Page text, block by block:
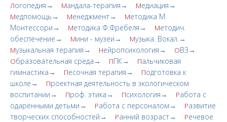
Логопедия→ Мандала-терапия→ Медиация→
Медпомощь→ Менеджмент→ Методика М.
Монтессори→
Методика Ф.Фрёбеля→ Методич.
обеспечение→
Мини - музеи→ Музыка. Вокал.→
Музыкальная терапия→ Нейропсихология→ ОВЗ→
Образовательная среда→ ППК→ Пальчиковая
гимнастика→
Песочная терапия→ Подготовка к
школе→
Проектная деятельность в экологическом
воспитании→
Проф. этика→ Психология→ Работа с
одарёнными детьми→
Работа с персоналом→ Развитие
творческих cпoсобностей→
Ранний возраст→ Речевое